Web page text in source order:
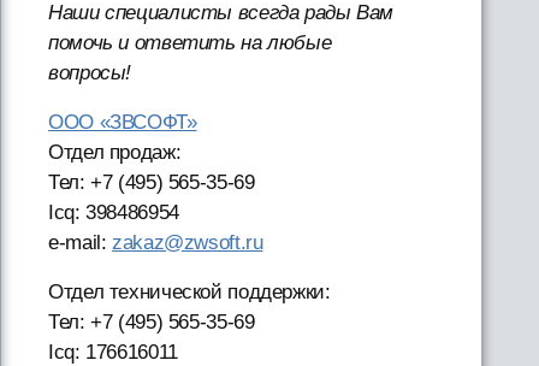
Наши специалисты всегда рады Вам
помочь и ответить на любые
вопросы!
ООО «ЗВСОФТ»
Отдел продаж:
Тел: +7 (495) 565-35-69
Icq: 398486954
e-mail:zakaz@zwsoft.ru
Отдел технической поддержки:
Тел: +7 (495) 565-35-69
Icq: 176616011